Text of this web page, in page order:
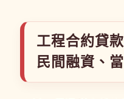
工程合約貸
民間融資、